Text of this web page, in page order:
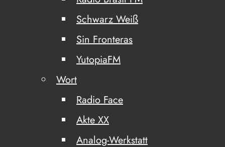
Schwarz Weiß
Sin Fronteras
YutopiaFM
Wort
Radio Face
Akte XX
Analog-Werkstatt